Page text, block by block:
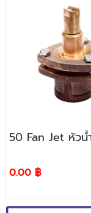
Technology
Wire &
Electrical
50 Fan Jet หัว
0.00 ฿